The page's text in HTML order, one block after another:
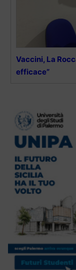
Vaccini, La
efficace”